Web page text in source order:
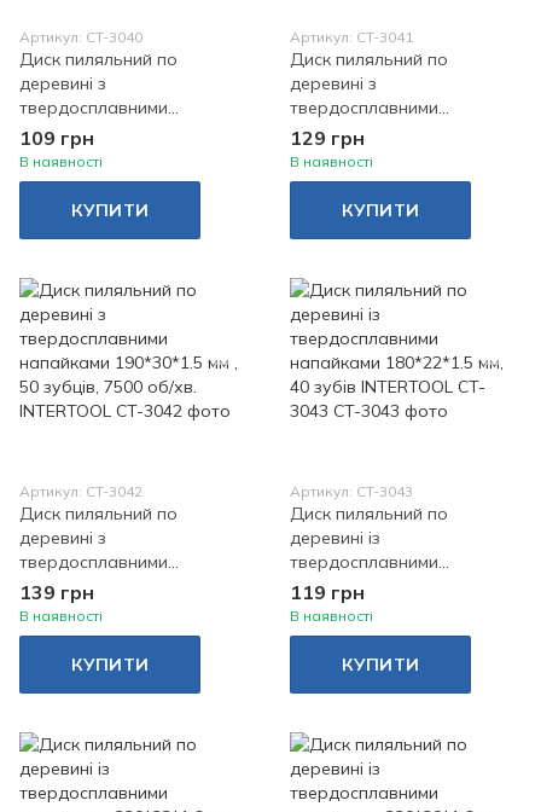
Артикул: CT-3040
Диск пиляльний по
деревині з
твердосплавними
напайками 185*20*1.5 мм,
18 зубів INTERTOOL CT-
3040
109 грн
В наявності
КУПИТИ
Артикул: CT-3041
Диск пиляльний по
деревині з
твердосплавними
напайками 190*30*1.5 мм,
40 зубів, 7500 об/хв.
INTERTOOL CT-3041
129 грн
В наявності
КУПИТИ
Артикул: CT-3042
Диск пиляльний по
деревині з
твердосплавними
напайками 190*30*1.5 мм ,
50 зубців, 7500 об/хв.
INTERTOOL
139 грн
В наявності
КУПИТИ
Артикул: CT-3043
Диск пиляльний по
деревині із
твердосплавними
напайками 180*22*1.5 мм,
40 зубів INTERTOOL CT-
3043
119 грн
В наявності
КУПИТИ